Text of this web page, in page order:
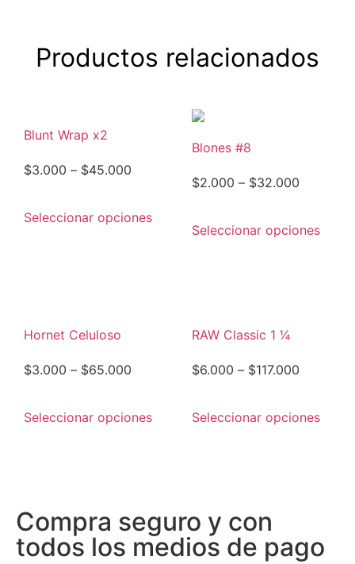
Productos relacionados
Blunt Wrap x2
$3.000 – $45.000
Seleccionar opciones
Blones #8
$2.000 – $32.000
Seleccionar opciones
Hornet Celuloso
$3.000 – $65.000
Seleccionar opciones
RAW Classic 1 1⁄4
$6.000 – $117.000
Seleccionar opciones
Compra seguro y con
todos los medios de pago